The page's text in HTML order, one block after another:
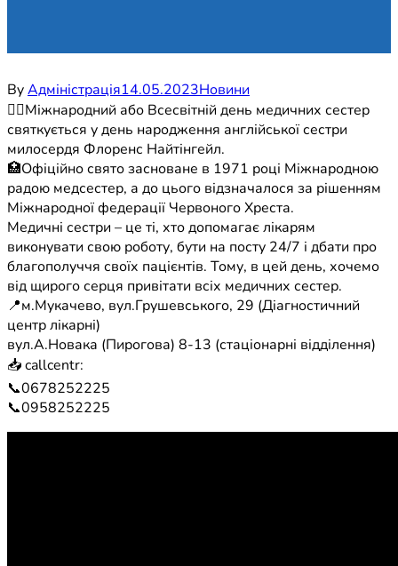
ByАдміністрація14.05.2023Новини
☝🏼Міжнародний або Всесвітній день медичних сестер
святкується у день народження англійської сестри
милосердя Флоренс Найтінгейл.
🏥Офіційно свято засноване в 1971 році Міжнародною
радою медсестер, а до цього відзначалося за рішенням
Міжнародної федерації Червоного Хреста.
Медичні сестри – це ті, хто допомагає лікарям
виконувати свою роботу, бути на посту 24/7 і дбати про
благополуччя своїх пацієнтів. Тому, в цей день, хочемо
від щирого серця привітати всіх медичних сестер.
📍м.Мукачево, вул.Грушевського, 29 (Діагностичний
центр лікарні)
вул.А.Новака (Пирогова) 8-13 (стаціонарні відділення)
📥 callcentr:
📞0678252225
📞0958252225